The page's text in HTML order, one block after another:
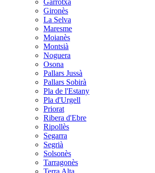
Garrotxa
Gironès
La Selva
Maresme
Moianès
Montsià
Noguera
Osona
Pallars Jussà
Pallars Sobirà
Pla de l'Estany
Pla d'Urgell
Priorat
Ribera d'Ebre
Ripollès
Segarra
Segrià
Solsonès
Tarragonès
Terra Alta